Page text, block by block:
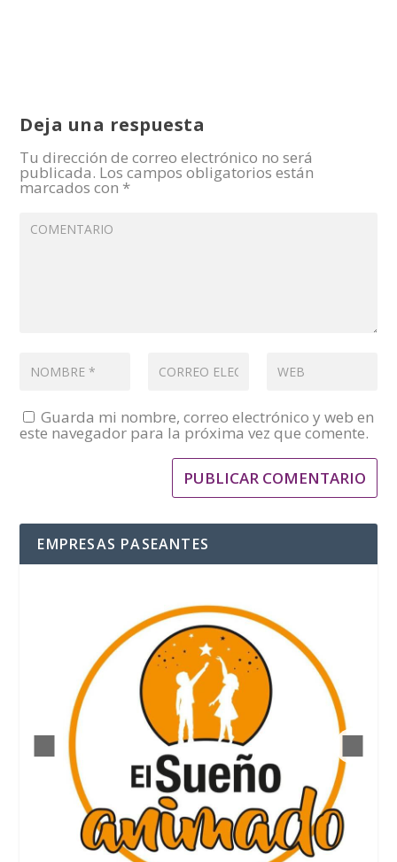
Deja una respuesta
Tu dirección de correo electrónico no será
publicada. Los campos obligatorios están
marcados con *
Guarda mi nombre, correo electrónico y web en
este navegador para la próxima vez que comente.
EMPRESAS PASEANTES